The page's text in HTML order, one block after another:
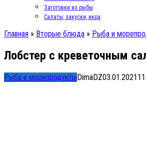
Заготовки из рыбы
Салаты, закуски, икра
Главная » Вторые блюда » Рыба и
Лобстер с креветочным
Рыба и морепродуктыDimaDZ03.01.20211